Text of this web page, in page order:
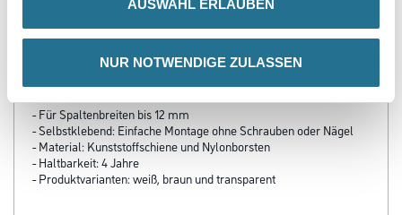
AUSWAHL ERLAUBEN
NUR NOTWENDIGE ZULASSEN
PRODUKTEIGENSCHAFTEN
Produkteigenschaft
- Für Spaltenbreiten bis 12 mm
- Selbstklebend: Einfache Montage ohne Schrauben oder Nägel
- Material: Kunststoffschiene und Nylonborsten
- Haltbarkeit: 4 Jahre
- Produktvarianten: weiß, braun und transparent